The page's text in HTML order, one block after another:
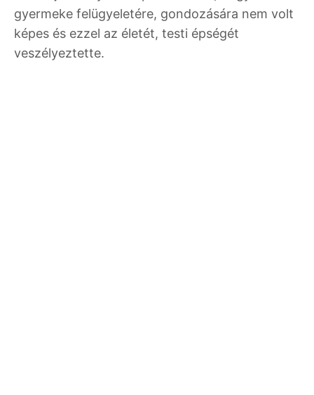
gyermeke felügyeletére, gondozására nem volt
képes és ezzel az életét, testi épségét
veszélyeztette.